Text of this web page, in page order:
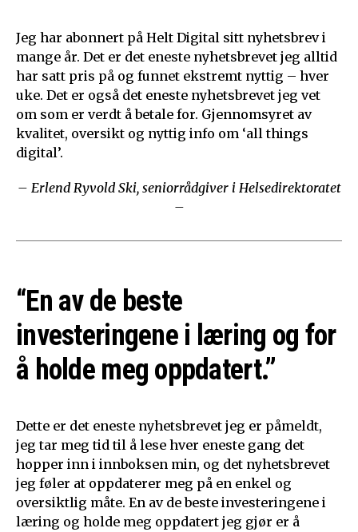
Jeg har abonnert på Helt Digital sitt nyhetsbrev i
mange år. Det er det eneste nyhetsbrevet jeg alltid
har satt pris på og funnet ekstremt nyttig – hver
uke. Det er også det eneste nyhetsbrevet jeg vet
om som er verdt å betale for. Gjennomsyret av
kvalitet, oversikt og nyttig info om ‘all things
digital’.
– Erlend Ryvold Ski, seniorrådgiver i Helsedirektoratet
–
“En av de beste
investeringene i læring og for
å holde meg oppdatert.”
Dette er det eneste nyhetsbrevet jeg er påmeldt,
jeg tar meg tid til å lese hver eneste gang det
hopper inn i innboksen min, og det nyhetsbrevet
jeg føler at oppdaterer meg på en enkel og
oversiktlig måte. En av de beste investeringene i
læring og holde meg oppdatert jeg gjør er å